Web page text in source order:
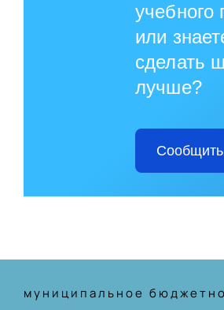
учебного
или
сделать
лучше?
муниципальное